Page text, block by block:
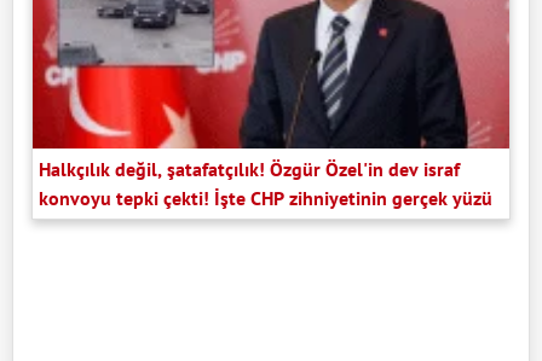
Halkçılık değil, şatafatçılık! Özgür Özel'in dev israf
konvoyu tepki çekti! İşte CHP zihniyetinin gerçek yüzü